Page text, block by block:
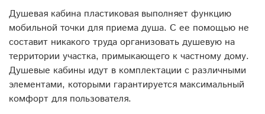
Душевая кабина пластиковая выполняет функцию
мобильной точки для приема душа. С ее помощью не
составит никакого труда организовать душевую на
территории участка, примыкающего к частному дому.
Душевые кабины идут в комплектации с различными
элементами, которыми гарантируется максимальный
комфорт для пользователя.